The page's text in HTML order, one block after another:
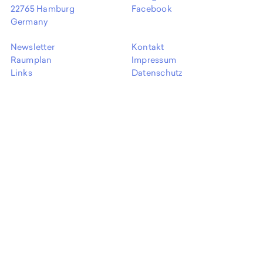
EN
22765 Hamburg
Germany
Facebook
Newsletter
Raumplan
Links
Kontakt
Impressum
Datenschutz